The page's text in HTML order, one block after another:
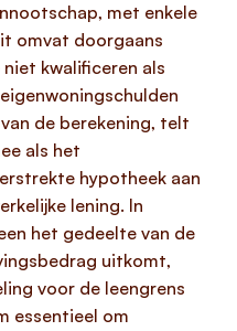
met enkele
omvat doorgaans
kwalificeren als
de berekening, telt
als het
hypotheek aan
lening. In
het gedeelte van de
uitkomt,
voor de leengrens
essentieel om